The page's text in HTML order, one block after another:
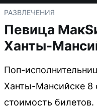
РАЗВЛЕЧЕНИЯ
Певица
Ханты-
Поп-
Ханты-Мансийске 8
стоимость билетов.